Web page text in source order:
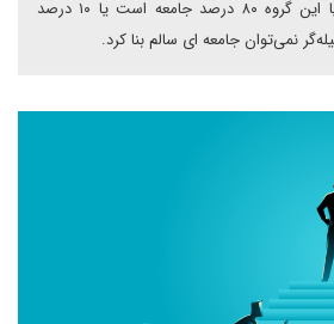
اما سوال این است که آیا این گروه ۸۰ درصد جامعه است یا ۱۰ درصد